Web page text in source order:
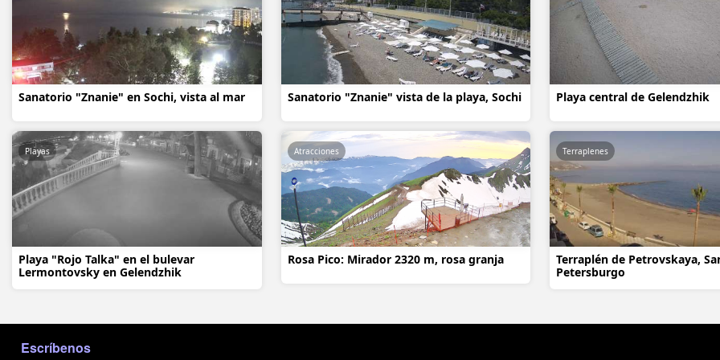
Sanatorio "Znanie" en Sochi, vista al mar Sanatorio "Znanie" vista de la playa, Sochi Playa central de Gelendzhik
Playa "Rojo Talka" en el bulevar
Lermontovsky en Gelendzhik
Playas
Rosa Pico: Mirador 2320 m, rosa granja
Atracciones
Terraplén de Petrovskaya,
Petersburgo
Terraplenes
Escríbenos